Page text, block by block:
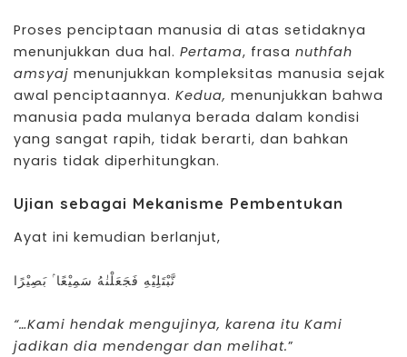
Proses penciptaan manusia di atas setidaknya
menunjukkan dua hal. Pertama, frasa nuthfah
amsyaj menunjukkan kompleksitas manusia sejak
awal penciptaannya. Kedua, menunjukkan bahwa
manusia pada mulanya berada dalam kondisi
yang sangat rapih, tidak berarti, dan bahkan
nyaris tidak diperhitungkan.
Ujian sebagai Mekanisme Pembentukan
Ayat ini kemudian berlanjut,
نَّبْتَلِيْهِ فَجَعَلْنٰهُ سَمِيْعًا ۢ بَصِيْرًا
“…Kami hendak mengujinya, karena itu Kami
jadikan dia mendengar dan melihat.”